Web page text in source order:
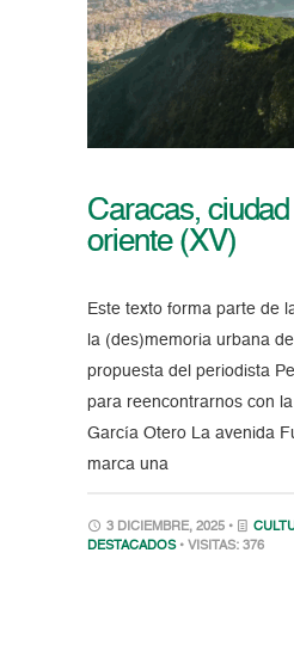
Caracas,
oriente (XV)
Este texto forma parte de
la (des)memoria urbana
propuesta del periodista
para reencontrarnos con
García Otero La avenida
marca una
3 DICIEMBRE, 2025 •
DESTACADOS • VISITAS: 376